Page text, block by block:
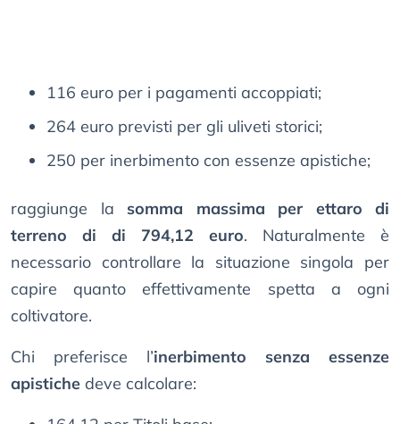
116 euro per i pagamenti accoppiati;
264 euro previsti per gli uliveti storici;
250 per inerbimento con essenze apistiche;
raggiunge la somma massima per ettaro di
terreno di di 794,12 euro. Naturalmente è
necessario controllare la situazione singola per
capire quanto effettivamente spetta a ogni
coltivatore.
Chi preferisce l’inerbimento senza essenze
apistiche deve calcolare: